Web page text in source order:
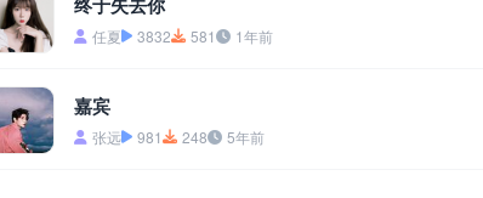
任夏 3832 581 1年前
嘉宾
张远 981 248 5年前